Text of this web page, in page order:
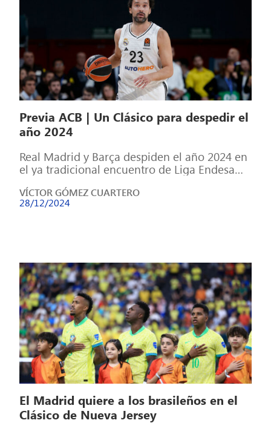
Previa ACB | Un Clásico para despedir el
año 2024
Real Madrid y Barça despiden el año 2024 en
el ya tradicional encuentro de Liga Endesa
VÍCTOR GÓMEZ CUARTERO
28/12/2024
El Madrid quiere a los brasileños en el
Clásico de Nueva Jersey